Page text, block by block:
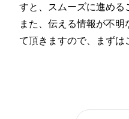
すと、スムーズに進める
また、伝える情報が不
て頂きますので、まずは